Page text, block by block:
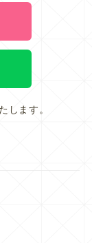
します。